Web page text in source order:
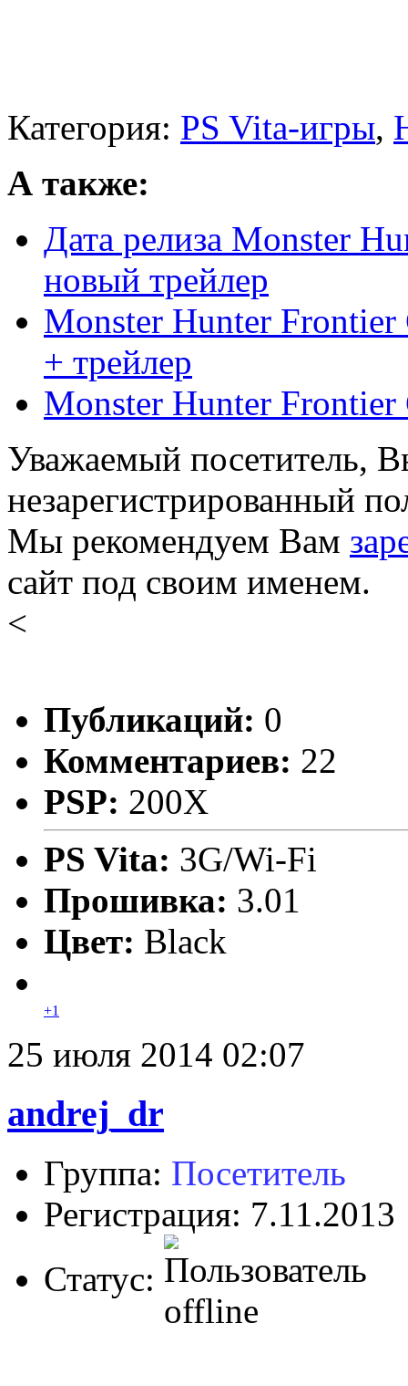
Категория: PS Vita-игры,
А также:
Дата релиза Monster
новый трейлер
Monster Hunter Frontier
+ трейлер
Monster Hunter Frontier
Уважаемый посетитель,
незарегистрированный
Мы рекомендуем Вам
сайт под своим именем.
<
Публикаций: 0
Комментариев: 22
PSP: 200X
PS Vita: 3G/Wi-Fi
Прошивка: 3.01
Цвет: Black
+1
25 июля 2014 02:07
andrej_dr
Группа: Посетитель
Регистрация: 7.11.2013
Статус: